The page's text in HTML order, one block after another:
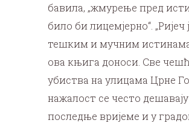
бавила, „жмурење пред
било би лицемјерно“. „Ријеч
тешким и мучним истинама
ова књига доноси. Све
убиства на улицама Црне
нажалост се често
последње вријеме и у